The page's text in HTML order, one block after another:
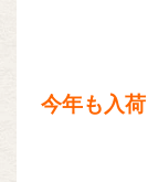
今年も入荷